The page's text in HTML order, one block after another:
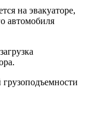
на эвакуаторе,
автомобиля
грузоподъемности